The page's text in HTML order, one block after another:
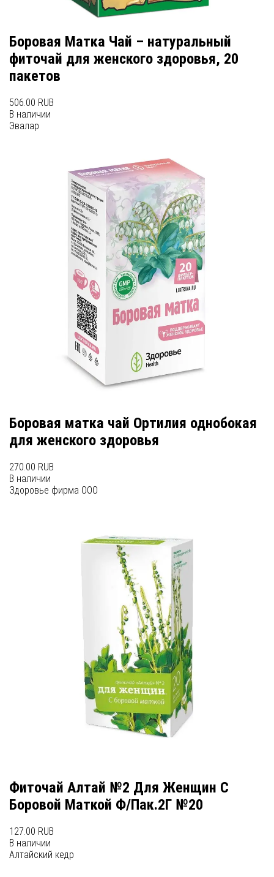
Боровая Матка Чай – натуральный
фиточай для женского здоровья, 20
пакетов
506.00 RUB
В наличии
Эвалар
Боровая матка чай Ортилия однобокая
для женского здоровья
270.00 RUB
В наличии
Здоровье фирма ООО
Фиточай Алтай №2 Для Женщин С
Боровой Маткой Ф/Пак.2Г №20
127.00 RUB
В наличии
Алтайский кедр